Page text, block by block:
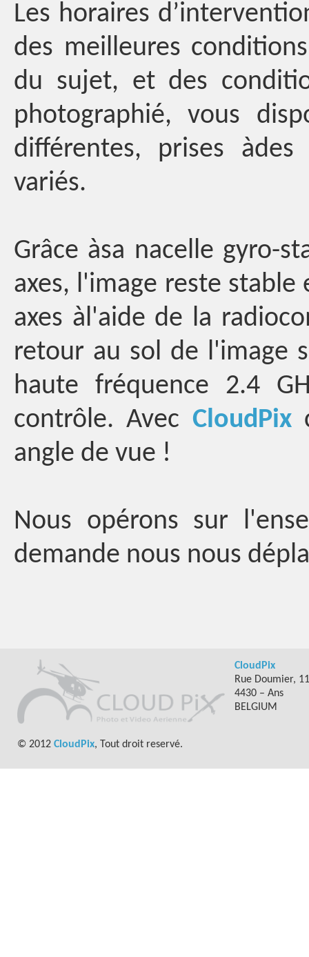
Les horaires
des meilleures
du sujet, et des
photographié, vous
différentes, prises
variés.
Grâce àsa nacelle gyro-
axes, l'image reste
axes àl'aide de la
retour au sol de l'image
haute fréquence 2.4
contrôle. Avec CloudPix
angle de vue !
Nous opérons sur
demande nous nous
© 2012 CloudPix, Tout droit reservé.
CloudPix
Rue Doumier,
4430 – Ans
BELGIUM